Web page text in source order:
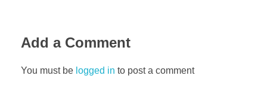
Add a Comment
You must be logged in to post a comment